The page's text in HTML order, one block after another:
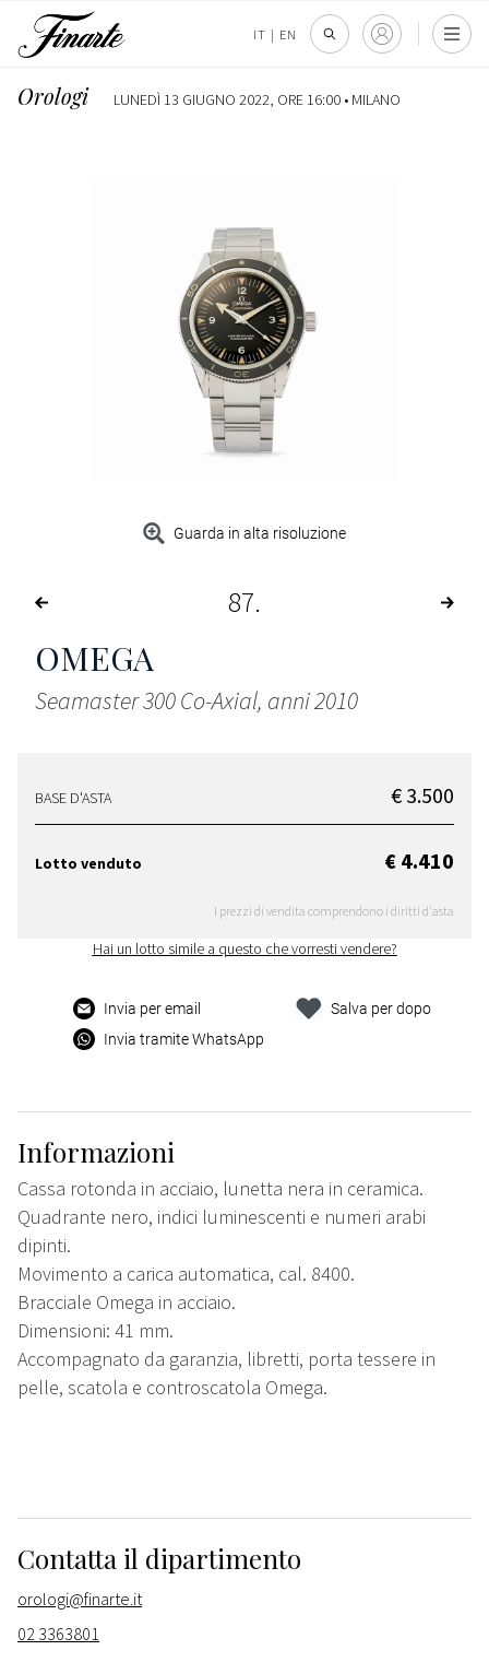
IT | EN
Orologi LUNEDÌ 13 GIUGNO 2022, ORE 16:00 • MILANO
Guarda in alta risoluzione
87
OMEGA
Seamaster 300 Co-Axial, anni 2010
BASE D'ASTA € 3.500
Lotto venduto € 4.410
I prezzi di vendita comprendono i diritti d'asta
Hai un lotto simile a questo che vorresti vendere?
Invia per email
Invia tramite WhatsApp
Salva per dopo
Informazioni
Cassa rotonda in acciaio, lunetta nera in ceramica.
Quadrante nero, indici luminescenti e numeri arabi
dipinti.
Movimento a carica automatica, cal. 8400.
Bracciale Omega in acciaio.
Dimensioni: 41 mm.
Accompagnato da garanzia, libretti, porta tessere in
pelle, scatola e controscatola Omega.
Contatta il dipartimento
orologi@finarte.it
02 3363801